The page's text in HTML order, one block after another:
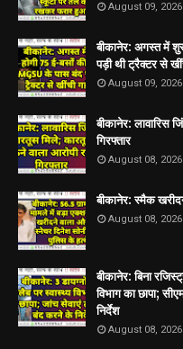
August 09, 2026
बीकानेर: अगस्त में
पड़ी थी ट्रैक्टर से
August 09, 2026
बीकानेर: लावारिस
गिरफ्तार
August 08, 2026
बीकानेर: स्मैक
August 08, 2026
बीकानेर: बिना
विभाग का छापा;
निर्देश
August 08, 2026